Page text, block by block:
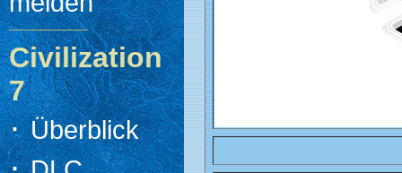
Civilization
7
·Überblick